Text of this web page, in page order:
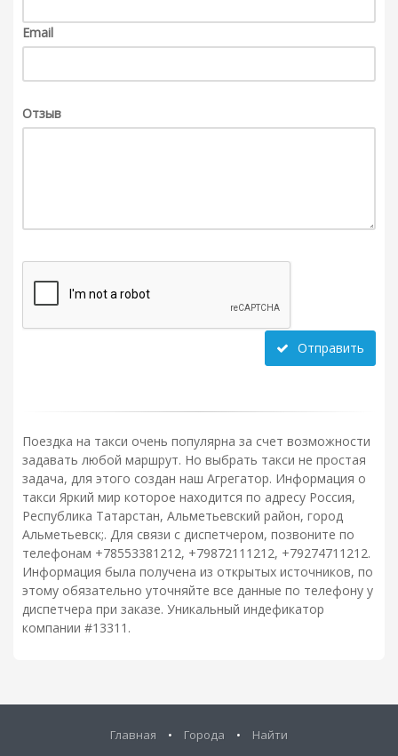
Email
Отзыв
Отправить
Поездка на такси очень популярна за счет возможности
задавать любой маршрут. Но выбрать такси не простая
задача, для этого создан наш Агрегатор. Информация о
такси Яркий мир которое находится по адресу Россия,
Республика Татарстан, Альметьевский район, город
Альметьевск;. Для связи с диспетчером, позвоните по
телефонам +78553381212, +79872111212, +79274711212.
Информация была получена из открытых источников, по
этому обязательно уточняйте все данные по телефону у
диспетчера при заказе. Уникальный индефикатор
компании #13311.
Главная • Города • Найти